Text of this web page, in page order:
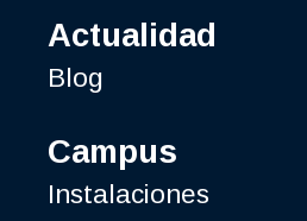
Actualidad
Blog
Campus
Instalaciones